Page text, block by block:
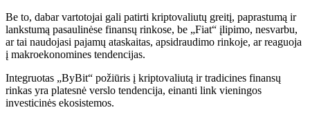
Be to, dabar vartotojai gali patirti kriptovaliutų greitį, paprastumą ir
lankstumą pasaulinėse finansų rinkose, be „Fiat“ įlipimo, nesvarbu,
ar tai naudojasi pajamų ataskaitas, apsidraudimo rinkoje, ar reaguoja
į makroekonomines tendencijas.
Integruotas „ByBit“ požiūris į kriptovaliutą ir tradicines finansų
rinkas yra platesnė verslo tendencija, einanti link vieningos
investicinės ekosistemos.